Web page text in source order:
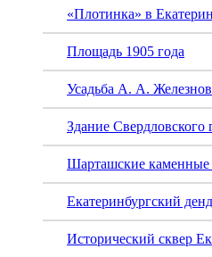
«Плотинка» в
Площадь 1905 года
Усадьба А. А.
Здание Свердловского
Шарташские каменные
Екатеринбургский
Исторический сквер